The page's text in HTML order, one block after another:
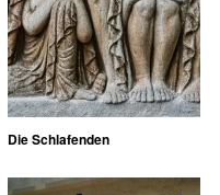
Die Schlafenden